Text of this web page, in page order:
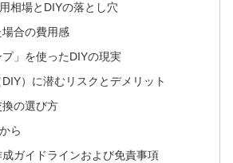
相場とDIYの落とし穴
合の費用感
プ」を使ったDIYの現実
）に潜むリスクとデメリット
の選び方
ら
ガイドラインおよび免責事項